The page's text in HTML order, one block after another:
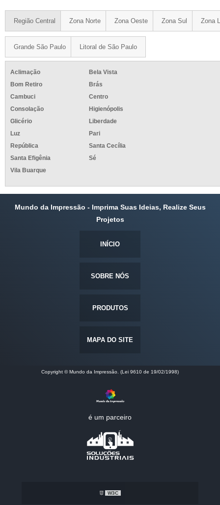
Região Central Zona Norte Zona Oeste Zona Sul Zona
Grande São Paulo Litoral de São Paulo
Aclimação
Bela Vista
Bom Retiro
Brás
Cambuci
Centro
Consolação
Higienópolis
Glicério
Liberdade
Luz
Pari
República
Santa Cecília
Santa Efigênia
Sé
Vila Buarque
Mundo da Impressão - Imprima Suas Ideias, Realize Seus
Projetos
INÍCIO
SOBRE NÓS
PRODUTOS
MAPA DO SITE
Copyright © Mundo da Impressão. (Lei 9610 de 19/02/1998)
é um parceiro
W3C